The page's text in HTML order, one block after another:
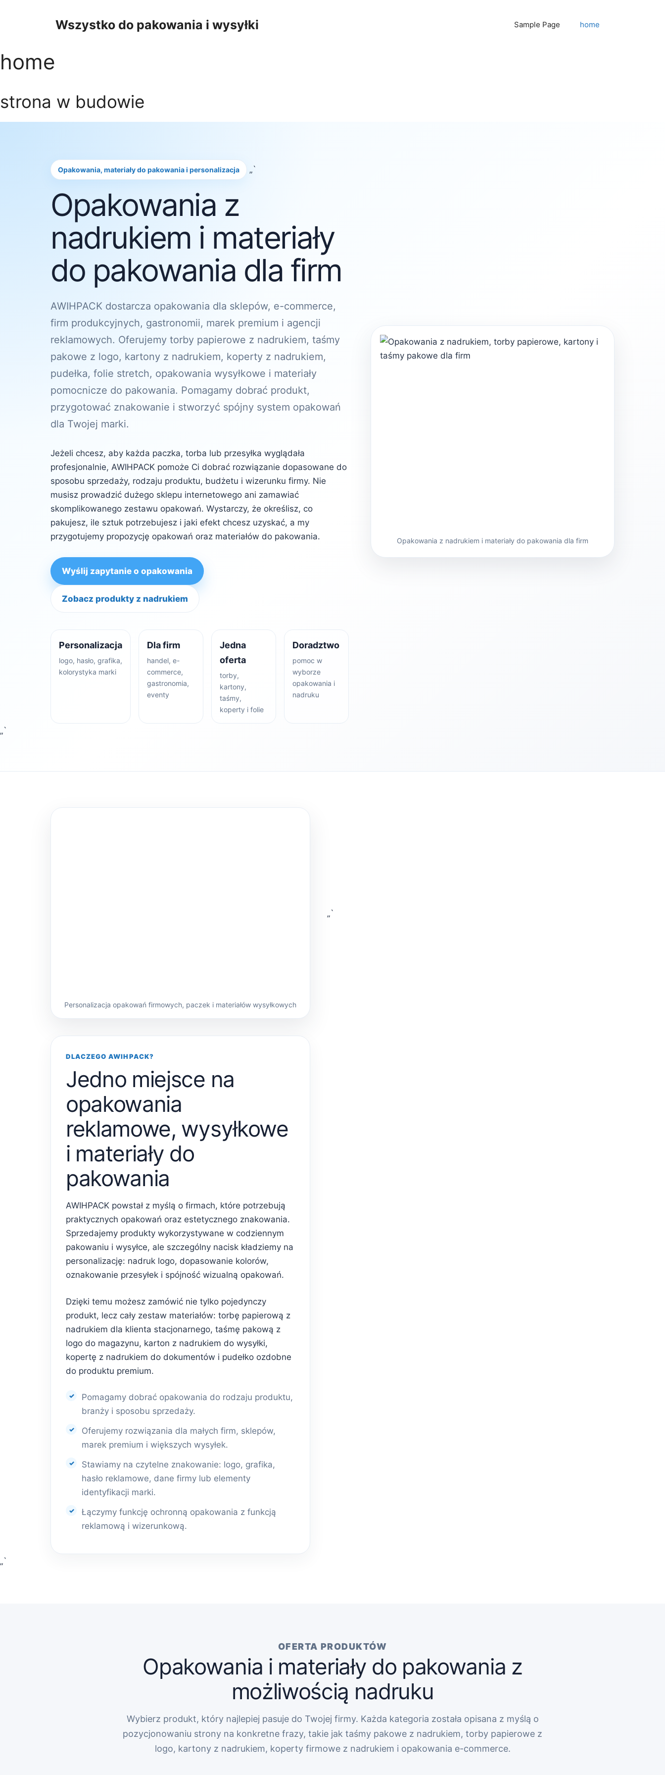
Wszystko do pakowania i wysyłki Sample Page home
home
strona w budowie
Opakowania, materiały do pakowania i personalizacja „`
Opakowania z
nadrukiem i materiały
do pakowania dla firm
AWIHPACK dostarcza opakowania dla sklepów, e-commerce,
firm produkcyjnych, gastronomii, marek premium i agencji
reklamowych. Oferujemy torby papierowe z nadrukiem, taśmy
pakowe z logo, kartony z nadrukiem, koperty z nadrukiem,
pudełka, folie stretch, opakowania wysyłkowe i materiały
pomocnicze do pakowania. Pomagamy dobrać produkt,
przygotować znakowanie i stworzyć spójny system opakowań
dla Twojej marki.
Jeżeli chcesz, aby każda paczka, torba lub przesyłka wyglądała
profesjonalnie, AWIHPACK pomoże Ci dobrać rozwiązanie dopasowane do
sposobu sprzedaży, rodzaju produktu, budżetu i wizerunku firmy. Nie
musisz prowadzić dużego sklepu internetowego ani zamawiać
skomplikowanego zestawu opakowań. Wystarczy, że określisz, co
pakujesz, ile sztuk potrzebujesz i jaki efekt chcesz uzyskać, a my
przygotujemy propozycję opakowań oraz materiałów do pakowania.
Wyślij zapytanie o opakowania
Zobacz produkty z nadrukiem
Personalizacja
logo, hasło, grafika,
kolorystyka marki
Dla firm
handel, e-
commerce,
gastronomia,
eventy
Jedna
oferta
torby,
kartony,
taśmy,
koperty i folie
Doradztwo
pomoc w
wyborze
opakowania i
nadruku
Opakowania z nadrukiem i materiały do pakowania dla firm
„`
Personalizacja opakowań firmowych, paczek i materiałów wysyłkowych
„`
DLACZEGO AWIHPACK?
Jedno miejsce na
opakowania
reklamowe, wysyłkowe
i materiały do
pakowania
AWIHPACK powstał z myślą o firmach, które potrzebują
praktycznych opakowań oraz estetycznego znakowania.
Sprzedajemy produkty wykorzystywane w codziennym
pakowaniu i wysyłce, ale szczególny nacisk kładziemy na
personalizację: nadruk logo, dopasowanie kolorów,
oznakowanie przesyłek i spójność wizualną opakowań.
Dzięki temu możesz zamówić nie tylko pojedynczy
produkt, lecz cały zestaw materiałów: torbę papierową z
nadrukiem dla klienta stacjonarnego, taśmę pakową z
logo do magazynu, karton z nadrukiem do wysyłki,
kopertę z nadrukiem do dokumentów i pudełko ozdobne
do produktu premium.
Pomagamy dobrać opakowania do rodzaju produktu,
branży i sposobu sprzedaży.
Oferujemy rozwiązania dla małych firm, sklepów,
marek premium i większych wysyłek.
Stawiamy na czytelne znakowanie: logo, grafika,
hasło reklamowe, dane firmy lub elementy
identyfikacji marki.
Łączymy funkcję ochronną opakowania z funkcją
reklamową i wizerunkową.
„`
OFERTA PRODUKTÓW
Opakowania i materiały do pakowania z
możliwością nadruku
Wybierz produkt, który najlepiej pasuje do Twojej firmy. Każda kategoria została opisana z myślą o
pozycjonowaniu strony na konkretne frazy, takie jak taśmy pakowe z nadrukiem, torby papierowe z
logo, kartony z nadrukiem, koperty firmowe z nadrukiem i opakowania e-commerce.